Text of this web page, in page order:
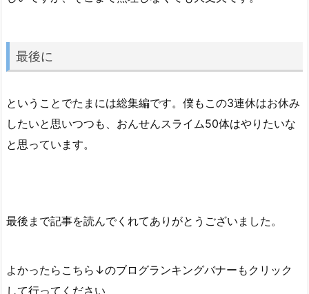
最後に
ということでたまには総集編です。僕もこの3連休はお休み
したいと思いつつも、おんせんスライム50体はやりたいな
と思っています。
最後まで記事を読んでくれてありがとうございました。
よかったらこちら↓のブログランキングバナーもクリック
して行ってください